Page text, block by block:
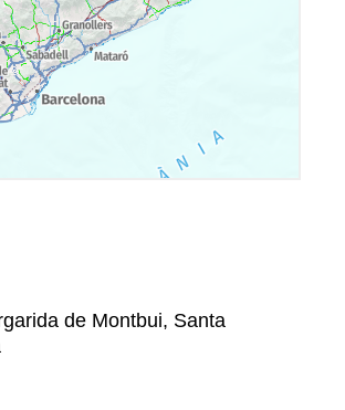
de Montbui, Santa